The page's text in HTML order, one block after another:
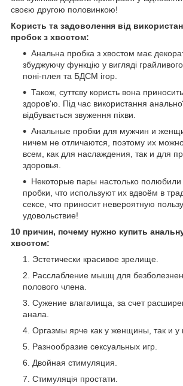
своєю другою половинкою!
Користь та задоволення від
пробок з хвостом:
Анальна пробка з хвостом має
збуджуючу функцію у вигляді
поні-плея та БДСМ ігор.
Також, суттєву користь вона
здоров'ю. Під час використання
відбувається звуження піхви.
Анальные пробки для мужчин и
ничем не отличаются, поэтому их
всем, как для наслаждения, так и для
здоровья.
Некоторые пары настолько
пробки, что используют их вдвоём в
сексе, что приносит невероятную
удовольствие!
10 причин, почему нужно купить
хвостом:
Эстетически красивое зрелище.
Расслабление мышц для
полового члена.
Сужение влагалища, за счет
анала.
Оргазмы ярче как у женщины, так и у
Разнообразие сексуальных игр.
Двойная стимуляция.
Стимуляція простати.